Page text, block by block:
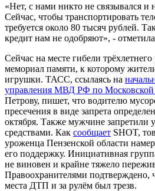
«Нет, с нами никто не связывался и
Сейчас, чтобы транспортировать
требуется около 80 тысяч рублей.
кредит нам не одобряют», - отметила
Сейчас на месте гибели трёхлетнего
мемориал памяти, к которому
игрушки. ТАСС, ссылаясь на
управления МВД РФ по Московской
Петрову, пишет, что водителю
пресечения в виде запрета
октября. Также мужчине запретили
средствами. Как сообщает SHOT,
уроженца Пензенской области
его поддержку. Инициативная
не виновен и крайне тяжело
Правоохранителями подтверждено,
места ДТП и за рулём был трезв.